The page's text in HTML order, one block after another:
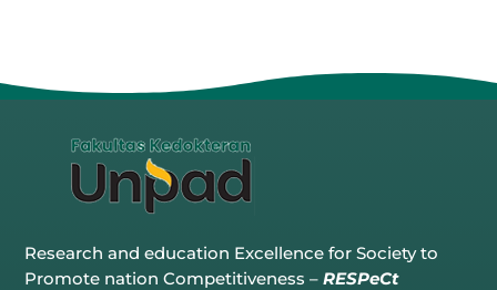
Research and education Excellence for Society to
Promote nation Competitiveness –RESPeCt